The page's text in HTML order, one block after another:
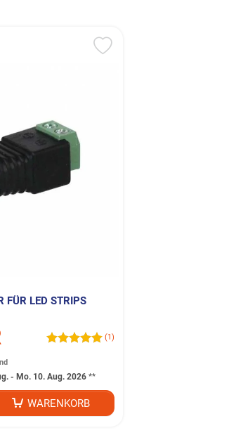
FÜR LED STRIPS
(1)
- Mo. 10. Aug. 2026**
WARENKORB